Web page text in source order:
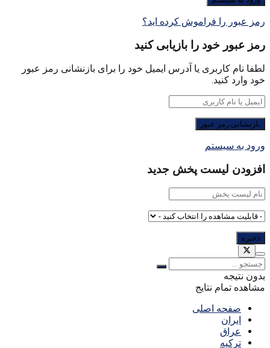
رمز عبور را فراموش کرده اید؟
رمز عبور خود را بازیابی کنید
لطفا نام کاربری یا آدرس ایمیل خود را برای بازنشانی رمز عبور
خود وارد کنید.
ورود به سیستم
افزودن لیست پخش جدید
بدون نتیجه
مشاهده تمام نتایج
صفحه اصلی
ایران
عراق
ترکیه